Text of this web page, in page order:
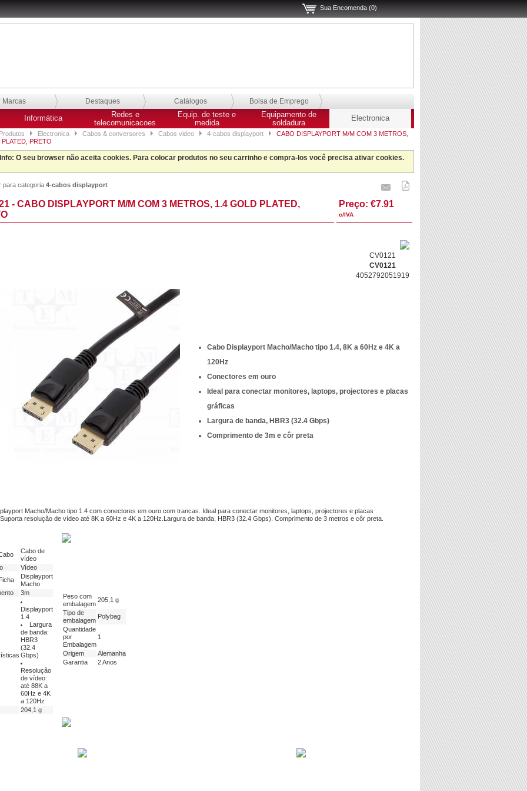
Sua Encomenda (0)
Marcas Destaques Catálogos Bolsa de Emprego
Informática
Redes e
telecomunicacoes
Equip. de teste e
medida
Equipamento de
soldadura
Electronica
Produtos Electronica Cabos & conversores Cabos video 4-cabos displayport
CABO DISPLAYPORT M/M COM 3 METROS,
PRETO
Info: O seu browser não aceita cookies. Para colocar produtos no seu carrinho e compra-los você precisa ativar cookies.
para categoria 4-cabos displayport
- CABO DISPLAYPORT M/M COM 3 METROS, 1.4 GOLD PLATED,
Preço: €7.91
c/IVA
CV0121
CV0121
4052792051919
Cabo Displayport Macho/Macho tipo 1.4, 8K a 60Hz e 4K a
120Hz
Conectores em ouro
Ideal para conectar monitores, laptops, projectores e placas
gráficas
Largura de banda, HBR3 (32.4 Gbps)
Comprimento de 3m e côr preta
Macho/Macho tipo 1.4 com conectores em ouro com trancas. Ideal para conectar monitores, laptops, projectores e placas
resolução de vídeo até 8K a 60Hz e 4K a 120Hz.Largura de banda, HBR3 (32.4 Gbps). Comprimento de 3 metros e côr preta.
Cabo de
vídeo
Vídeo
Displayport
Macho
3m
Displayport
1.4
Largura
de banda:
HBR3
(32.4
Gbps)
Resolução
de vídeo:
até 88K a
60Hz e 4K
a 120Hz
204,1 g
Peso com
embalagem
205,1 g
Tipo de
embalagem
Polybag
Quantidade
por
Embalagem
1
Origem
Alemanha
Garantia
2 Anos